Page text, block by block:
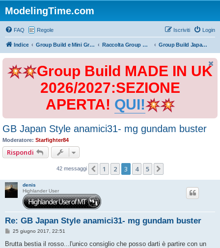
ModelingTime.com
FAQ Regole Login
Iscriviti
Indice Group Build e Mini Group Build Raccolta Group Build Group Build Japan Style 2017
Group Build MADE IN UK
2026/2027:SEZIONE
APERTA! QUI!
GB Japan Style anamici31- mg gundam buster
Moderatore: Starfighter84
Rispondi
42 messaggi Precedente
1 2 3 4 5
denis
Highlander User
Re: GB Japan Style anamici31- mg gundam buster
M
s
25 giugno 2017, 22:51
Brutta bestia il rosso...l'unico consiglio che posso darti è partire con un